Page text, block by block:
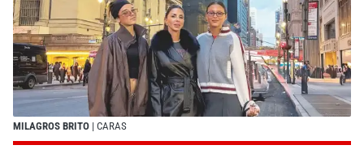
MILAGROS BRITO | CARAS